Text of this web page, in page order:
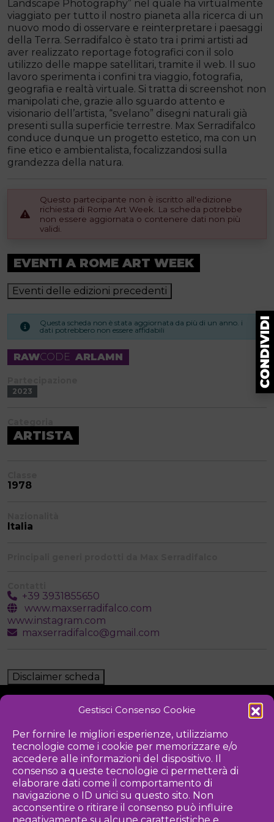
Gestisci Consenso Cookie
Per fornire le migliori esperienze, utilizziamo
tecnologie come i cookie per memorizzare e/o
accedere alle informazioni del dispositivo. Il
consenso a queste tecnologie ci permetterà di
elaborare dati come il comportamento di
navigazione o ID unici su questo sito. Non
acconsentire o ritirare il consenso può influire
Landscape Photography” nel quale ha virtualmente
viaggiato per tutto il nostro pianeta alla ricerca di un
nuovo modo di osservare e reinterpretare i paesaggi
della Terra. Serradifalco è stato tra i primi artisti ad
aver realizzato reportage fotografici con il solo
utilizzo delle mappe satellitari, tramite il web. Il suo
lavoro sperimenta i confini tra viaggio, fotografia,
geografia e realtà virtuale. Si tratta di screenshot non
manipolati che, grazie allo sguardo attento e
visionario dell’artista, “svelano” disegni naturali già
presenti sulla superficie terrestre. Max Serradifalco
conduce dunque un progetto estetico, ma con un
fine etico e ambientalista, focalizzandosi sulla
grandezza della natura.
Questo partecipante non è iscritto all'edizione
richiesta di Rome Art Week. La scheda potrebbe
non essere aggiornata o contenere dati non più
validi.
EVENTI A ROME ART WEEK
Eventi delle edizioni precedenti
Questa scheda non è stata aggiornata da più di un anno. i
dati potrebbero non essere affidabili
RAWCODE ARLAMN
2023
ARTISTA
1978
Italia
+39 3931855650
www.maxserradifalco.com
www.instagram.com
maxserradifalco@gmail.com
Disclaimer scheda
PRIVACY POLICY
Iniziativa